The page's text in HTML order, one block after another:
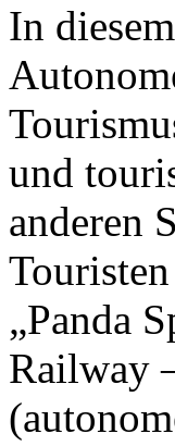
In
und
anderen
„Panda
Railway